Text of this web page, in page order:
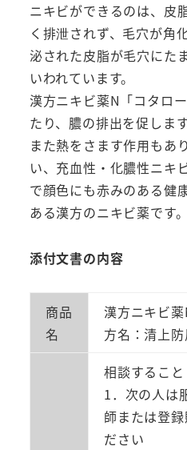
製
薬
【第
2
類
医
薬
品】
送
料
料
ニキビができるのは、皮
く排泄されず、毛穴が角
泌された皮脂が毛穴にた
いわれています。
漢方ニキビ薬N「コタロ
たり、膿の排出を促します
また熱をさます作用もあ
い、充血性・化膿性ニキ
で顔色にも赤みのある健
ある漢方のニキビ薬です。
添付文書の内容
商品
名
漢方ニキビ
方名：清上防
相談すること
1．次の人は
師または登
ださい